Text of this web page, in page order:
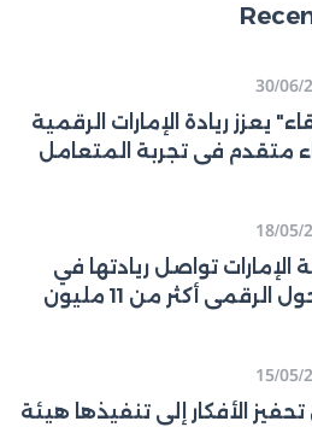
30/06/
يعزز ريادة الإمارات الرقمية
متقدم في تجربة المتعامل
18/05/
الإمارات تواصل ريادتها في
التحول الرقمي أكثر من 11 مليون
15/05/
الأفكار إلى تنفيذها هيئة